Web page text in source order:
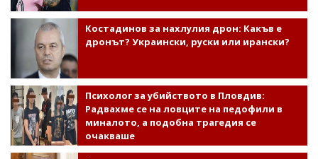
Костадинов за нахлулия дрон: Какъв е
дронът? Украински, руски или ирански?
Психолог за убийството в Пловдив:
Радвахме се на ловците на педофили в
миналото, а подобна трагедия се
очакваше